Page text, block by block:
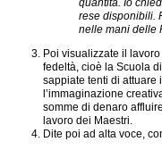
lingua
Mantra
affermazioni
Elenco
dei
Libri
Blu
Collaborazione
Comprendere
creativo
della
Scuola
rese disponibili.
nelle mani delle
Poi visualizzate il
fedeltà, cioè la Scuola
sappiate tenti di attuare
l’immaginazione
somme di denaro
lavoro dei Maestri.
Dite poi ad alta voce,